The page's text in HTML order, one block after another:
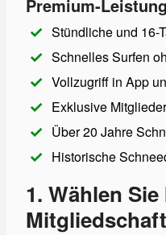
Premium-
Stündliche und 16-
Schnelles Surfen
Vollzugriff in App
Exklusive
Über 20 Jahre
Historische
1. Wählen Sie Ihre
Mitgliedschaft